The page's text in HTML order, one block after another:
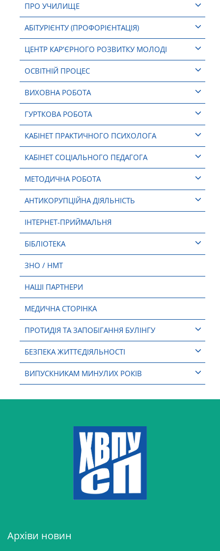
ПРО УЧИЛИЩЕ
АБІТУРІЄНТУ (ПРОФОРІЄНТАЦІЯ)
ЦЕНТР КАР’ЄРНОГО РОЗВИТКУ МОЛОДІ
ОСВІТНІЙ ПРОЦЕС
ВИХОВНА РОБОТА
ГУРТКОВА РОБОТА
КАБІНЕТ ПРАКТИЧНОГО ПСИХОЛОГА
КАБІНЕТ СОЦІАЛЬНОГО ПЕДАГОГА
МЕТОДИЧНА РОБОТА
АНТИКОРУПЦІЙНА ДІЯЛЬНІСТЬ
ІНТЕРНЕТ-ПРИЙМАЛЬНЯ
БІБЛІОТЕКА
ЗНО / НМТ
НАШІ ПАРТНЕРИ
МЕДИЧНА СТОРІНКА
ПРОТИДІЯ ТА ЗАПОБІГАННЯ БУЛІНГУ
БЕЗПЕКА ЖИТТЄДІЯЛЬНОСТІ
ВИПУСКНИКАМ МИНУЛИХ РОКІВ
Архіви новин